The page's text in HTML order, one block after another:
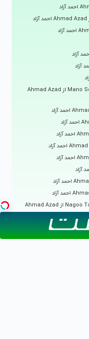
دانلود آهنگ منو صدا کن عزیزم Mano Seda Kon Azizam از Ahmad Azad
دانلود آهنگ نگو تورو نمیخام Nagoo To Ro Nemeekham از Ahmad Azad